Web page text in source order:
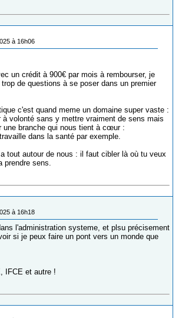
à 16h06
un crédit à 900€ par mois à rembourser, je
de questions à se poser dans un premier
c'est quand meme un domaine super vaste :
à volonté sans y mettre vraiment de sens mais
une branche qui nous tient à cœur :
dans la santé par exemple.
tout autour de nous : il faut cibler là où tu veux
prendre sens.
à 16h18
l'administration systeme, et plsu précisement
si je peux faire un pont vers un monde que
IFCE et autre !